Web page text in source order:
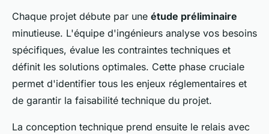
Chaque projet débute par une étude préliminaire
minutieuse. L'équipe d'ingénieurs analyse vos besoins
spécifiques, évalue les contraintes techniques et
définit les solutions optimales. Cette phase cruciale
permet d'identifier tous les enjeux réglementaires et
de garantir la faisabilité technique du projet.
La conception technique prend ensuite le relais avec